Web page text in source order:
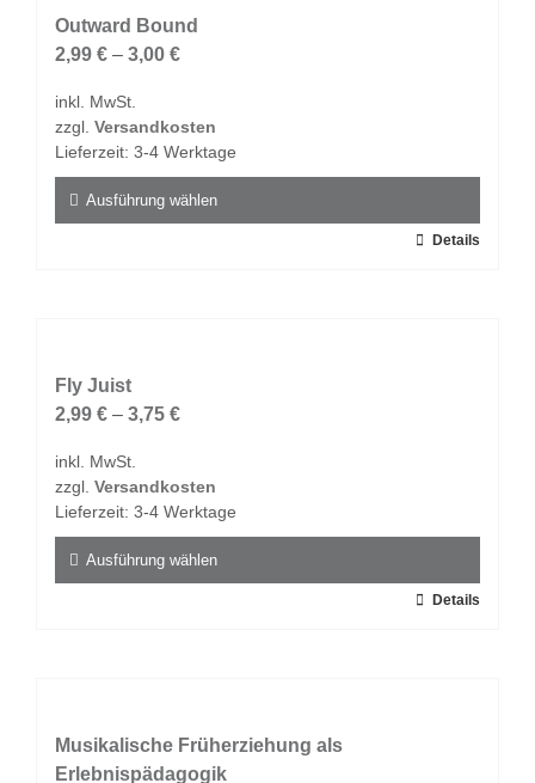
auf.
Die
können
auf
Produktseite
gewählt
Outward Bound
2,99 € – 3,00 €
inkl. MwSt.
zzgl. Versandkosten
Lieferzeit: 3-4 Werktage
Ausführung wählen
auf.
Die
können
auf
Produktseite
gewählt
Details
Fly Juist
2,99 € – 3,75 €
inkl. MwSt.
zzgl. Versandkosten
Lieferzeit: 3-4 Werktage
Ausführung wählen
auf.
Die
Details
Musikalische Früherziehung als
Erlebnispädagogik